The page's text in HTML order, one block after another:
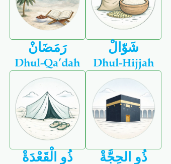
رَمَضَانْ شَوّالْ
Dhul-Qa’dah
ذُو الْقَعْدَةْ
Dhul-Hijjah
ذُو الحِجَّةْ